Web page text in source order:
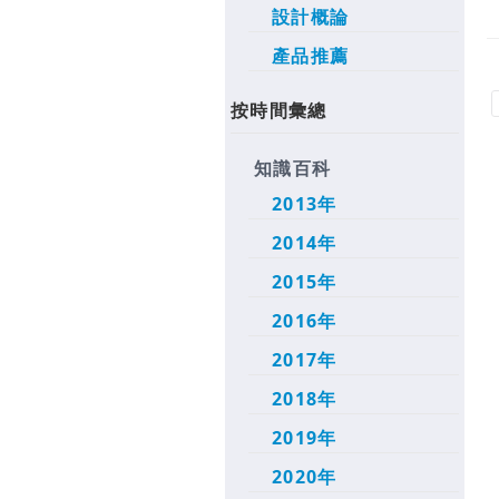
設計概論
產品推薦
按時間彙總
知識百科
2013年
2014年
2015年
2016年
2017年
2018年
2019年
2020年